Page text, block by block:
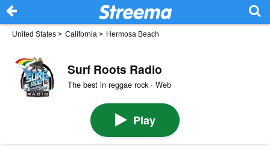
United States > California > Hermosa Beach
Surf Roots Radio
The best in reggae rock · Web
Play